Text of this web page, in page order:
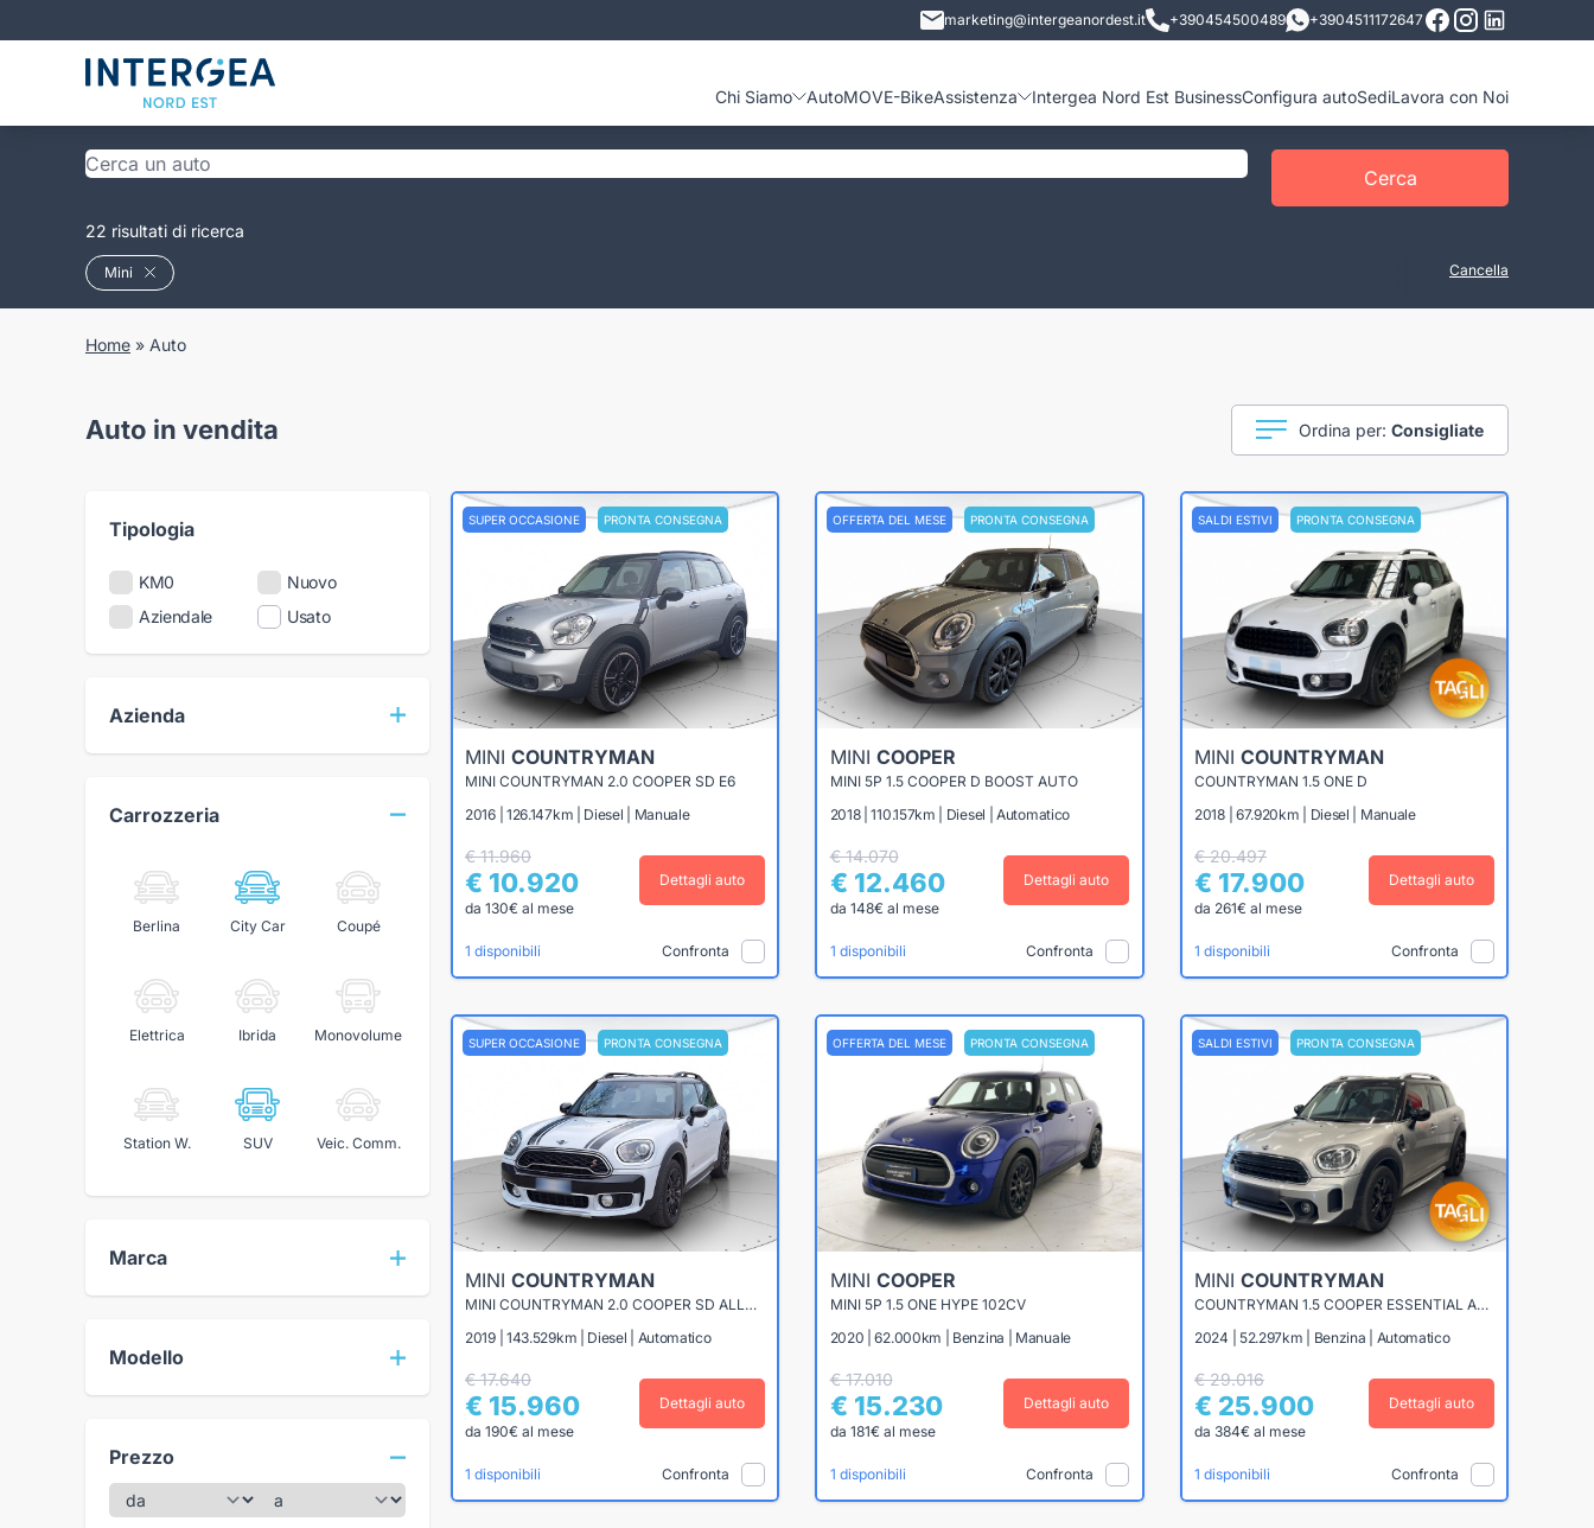
marketing@intergeanordest.it +390454500489 +3904511172647
Chi Siamo AutoMOVE-BikeAssistenza Intergea Nord Est BusinessConfigura autoSediLavora con Noi
Cerca
22 risultati di ricerca
Mini Cancella
Home » Auto
Auto in vendita Ordina per: Consigliate
Tipologia
KM0
Nuovo
Aziendale
Usato
Azienda
Carrozzeria
Berlina City Car Coupé
Elettrica Ibrida Monovolume
Station W. SUV Veic. Comm.
Marca
Modello
Prezzo
SUPER OCCASIONE PRONTA CONSEGNA
MINI COUNTRYMAN
MINI COUNTRYMAN 2.0 COOPER SD E6
2016 | 126.147km | Diesel | Manuale
€ 11.960
€ 10.920
da 130€ al mese
Dettagli auto
1 disponibili Confronta
OFFERTA DEL MESE PRONTA CONSEGNA
MINI COOPER
MINI 5P 1.5 COOPER D BOOST AUTO
2018 | 110.157km | Diesel | Automatico
€ 14.070
€ 12.460
da 148€ al mese
Dettagli auto
1 disponibili Confronta
SALDI ESTIVI PRONTA CONSEGNA
MINI COUNTRYMAN
COUNTRYMAN 1.5 ONE D
2018 | 67.920km | Diesel | Manuale
€ 20.497
€ 17.900
da 261€ al mese
Dettagli auto
1 disponibili Confronta
SUPER OCCASIONE PRONTA CONSEGNA
MINI COUNTRYMAN
MINI COUNTRYMAN 2.0 COOPER SD ALL4 AUTO
2019 | 143.529km | Diesel | Automatico
€ 17.640
€ 15.960
da 190€ al mese
Dettagli auto
1 disponibili Confronta
OFFERTA DEL MESE PRONTA CONSEGNA
MINI COOPER
MINI 5P 1.5 ONE HYPE 102CV
2020 | 62.000km | Benzina | Manuale
€ 17.010
€ 15.230
da 181€ al mese
Dettagli auto
1 disponibili Confronta
SALDI ESTIVI PRONTA CONSEGNA
MINI COUNTRYMAN
COUNTRYMAN 1.5 COOPER ESSENTIAL AUTO
2024 | 52.297km | Benzina | Automatico
€ 29.016
€ 25.900
da 384€ al mese
Dettagli auto
1 disponibili Confronta